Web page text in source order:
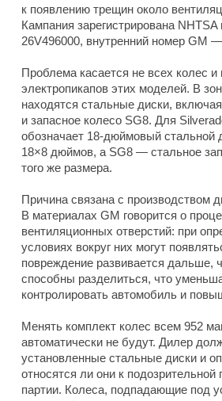
к появлению трещин около
Кампания зарегистрирована
26V496000, внутренний номер GM
Проблема касается не всех колес и
электропикапов этих моделей. В
находятся стальные диски,
и запасное колесо SG8. Для
обозначает 18-дюймовый стальной
18×8 дюймов, а SG8 — стальное
того же размера.
Причина связана с производством
В материалах GM говорится о
вентиляционных отверстий: при
условиях вокруг них могут
повреждение развивается дальше,
способны разделиться, что
контролировать автомобиль и
Менять комплект колес всем 952
автоматически не будут. Дилер
установленные стальные диски и
относятся ли они к подозрительной
партии. Колеса, подпадающие под